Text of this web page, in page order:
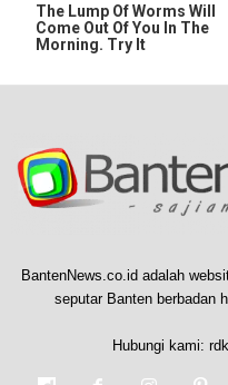
The Lump Of Worms Will
Come Out Of You In The
Morning. Try It
BantenNews.co.id adalah
seputar Banten berbadan
Hubungi kami: